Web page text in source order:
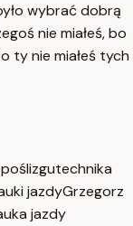
wybrać dobrą
nie miałeś, bo
ty nie miałeś tych
technika
jazdyGrzegorz
jazdy